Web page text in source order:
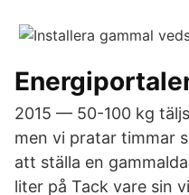
2015 — 50-100 kg
men vi pratar timmar
att ställa en
liter på Tack vare sin